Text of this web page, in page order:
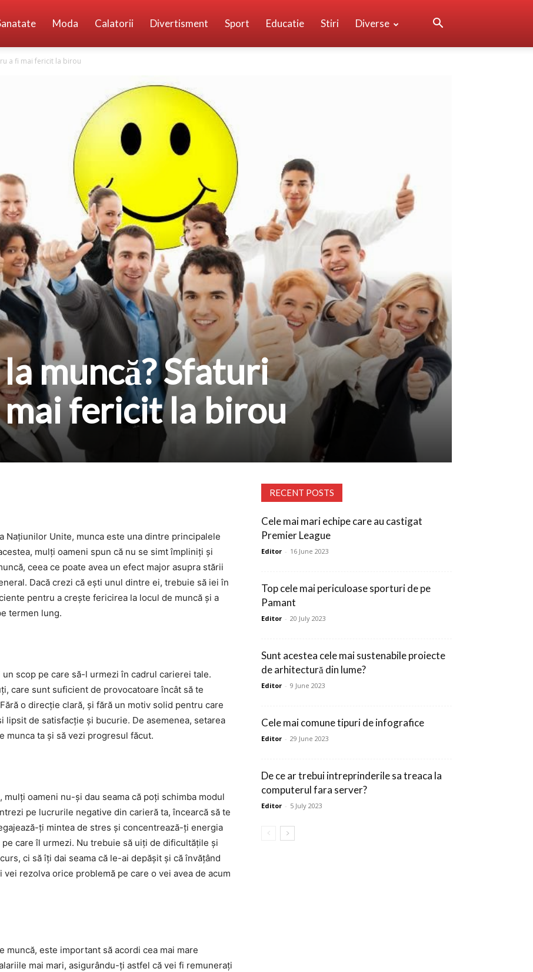
Moda Calatorii Divertisment Sport Educatie Stiri Diverse
a fi mai fericit la birou
muncă? Sfaturi
fericit la birou
Națiunilor Unite, munca este una dintre principalele
mulți oameni spun că nu se simt împliniți și
ceea ce poate avea un efect major asupra stării
Dacă crezi că ești unul dintre ei, trebuie să iei în
pentru a crește fericirea la locul de muncă și a
termen lung.
scop pe care să-l urmezi în cadrul carierei tale.
care sunt suficient de provocatoare încât să te
o direcție clară, și fără un motiv solid pentru care
lipsit de satisfacție și bucurie. De asemenea, setarea
munca ta și să vezi progresul făcut.
mulți oameni nu-și dau seama că poți schimba modul
pe lucrurile negative din carieră ta, încearcă să te
ți mintea de stres și concentrează-ți energia
care îl urmezi. Nu trebuie să uiți de dificultățile și
ci să îți dai seama că le-ai depășit și că învățând
rezolva orice problemă pe care o vei avea de acum
este important să acordi cea mai mare
mai mari, asigurându-ți astfel că vei fi remunerați
RECENT POSTS
Cele mai mari echipe care au castigat
Premier League
Editor - 16 June 2023
Top cele mai periculoase sporturi de pe
Pamant
Editor - 20 July 2023
Sunt acestea cele mai sustenabile proiecte
de arhitectură din lume?
Editor - 9 June 2023
Cele mai comune tipuri de infografice
Editor - 29 June 2023
De ce ar trebui intreprinderile sa treaca la
computerul fara server?
Editor - 5 July 2023